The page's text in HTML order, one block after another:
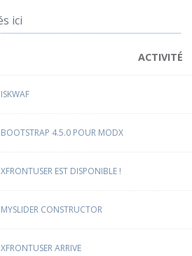
ACTIVITÉ
ISKWAF
BOOTSTRAP 4.5.0 POUR MODX
XFRONTUSER EST DISPONIBLE !
MYSLIDER CONSTRUCTOR
XFRONTUSER ARRIVE